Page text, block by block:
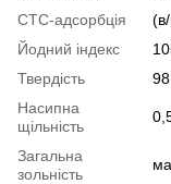
CTC-адсорбція
Йодний індекс
Твердість
Насипна
щільність
Загальна
зольність